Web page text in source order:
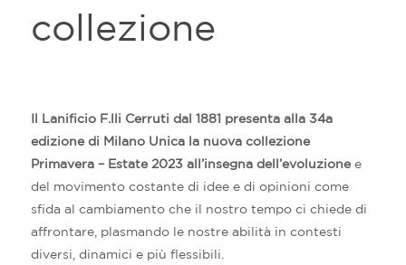
collezione
Il Lanificio F.lli Cerruti dal 1881 presenta alla 34a
edizione di Milano Unica la nuova collezione
Primavera – Estate 2023 all’insegna dell’evoluzionee
del movimento costante di idee e di opinioni come
sfida al cambiamento che il nostro tempo ci chiede di
affrontare, plasmando le nostre abilità in contesti
diversi, dinamici e più flessibili.